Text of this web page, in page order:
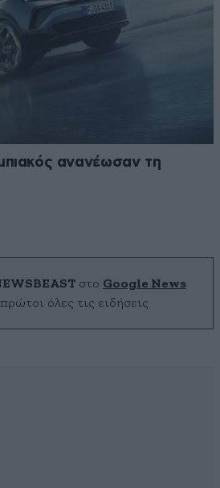
ανανέωσαν τη
στο Google News
όλες τις ειδήσεις